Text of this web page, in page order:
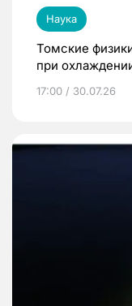
Наука
Томские
при
17:00 / 30.07.26